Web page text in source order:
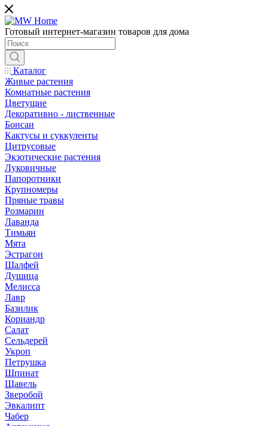
Готовый интернет-магазин товаров для дома
Каталог
Живые растения
Комнатные растения
Цветущие
Декоративно - лиственные
Бонсаи
Кактусы и суккуленты
Цитрусовые
Экзотические растения
Луковичные
Папоротники
Крупномеры
Пряные травы
Розмарин
Лаванда
Тимьян
Мята
Эстрагон
Шалфей
Душица
Мелисса
Лавр
Базилик
Кориандр
Салат
Сельдерей
Укроп
Петрушка
Шпинат
Щавель
Зверобой
Эвкалипт
Чабер